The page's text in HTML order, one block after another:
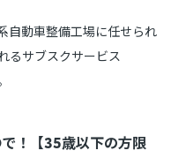
自動車整備工場に任せられ
るサブスクサービス
！【35歳以下の方限